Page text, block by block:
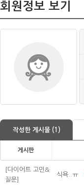
회원정보 보기
작성한 게시물 (1)
게시판
[다이어트 고민&
질문]
식욕..ㅠ